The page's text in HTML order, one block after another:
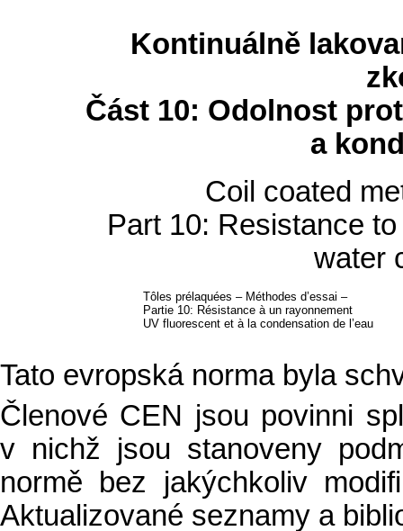
Kontinuálně
Část 10: Odolnost
a
Coil coated
Part 10: Resistance
water
Tôles prélaquées – Méthodes d’essai –
Partie 10: Résistance àun rayonnement
UV fluorescent et à la condensation de l’eau
Tato evropská norma byla
Členové CEN jsou povinni
v nichž jsou stanoveny
normě bez jakýchkoliv
Aktualizované seznamy a